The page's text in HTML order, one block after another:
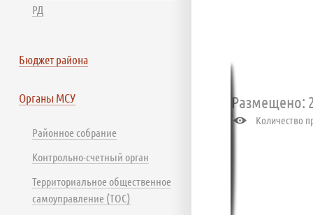
Размещено:
Количество
РД
Бюджет района
Органы МСУ
Районное собрание
Контрольно-счетный орган
Территориальное общественное
самоуправление (ТОС)